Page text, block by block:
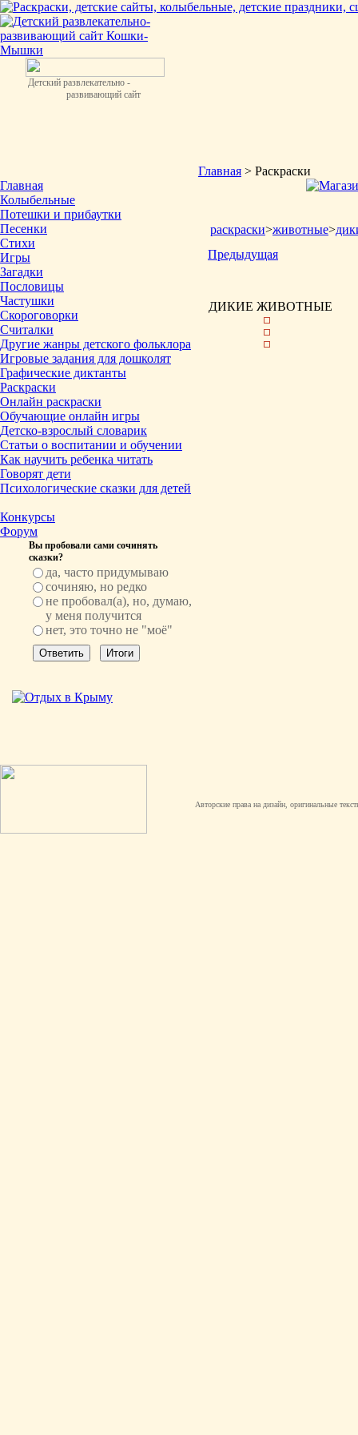
Детский развлекательно -
развивающий сайт
Главная
Колыбельные
Потешки и прибаутки
Песенки
Стихи
Игры
Загадки
Пословицы
Частушки
Скороговорки
Считалки
Другие жанры детского фольклора
Игровые задания для дошколят
Графические диктанты
Раскраски
Онлайн раскраски
Обучающие онлайн игры
Детско-взрослый словарик
Статьи о воспитании и обучении
Как научить ребенка читать
Говорят дети
Психологические сказки для детей
Конкурсы
Форум
Вы пробовали сами сочинять
сказки?
да, часто придумываю
сочиняю, но редко
не пробовал(а), но, думаю,
у меня получится
нет, это точно не "моё"
Главная > Раскраски
раскраски>животные>
Предыдущая
ДИКИЕ ЖИВОТНЫЕ
Авторские права на дизайн, оригинальные